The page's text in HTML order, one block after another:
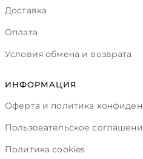
Доставка
Оплата
Условия обмена и возврата
ИНФОРМАЦИЯ
Оферта и политика
Пользовательское
Политика cookies